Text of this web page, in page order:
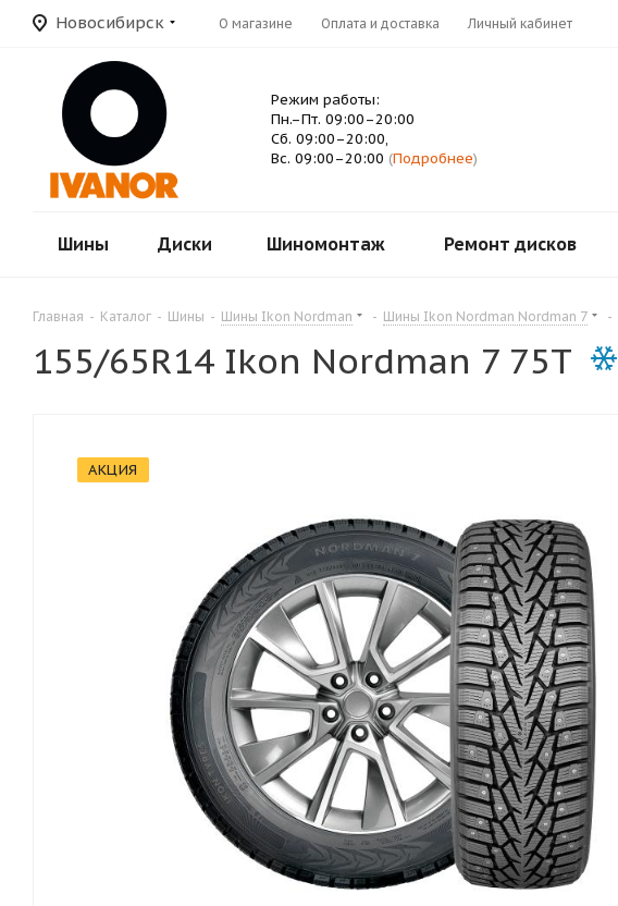
Новосибирск О магазине Оплата и доставка Личный кабинет
Режим работы:
Пн.–Пт. 09:00–20:00
Сб. 09:00–20:00,
Вс. 09:00–20:00 (Подробнее)
Шины Диски Шиномонтаж Ремонт дисков
Главная - Каталог - Шины - Шины Ikon Nordman - Шины Ikon Nordman Nordman 7 -
155/65R14 Ikon Nordman 7 75T
АКЦИЯ